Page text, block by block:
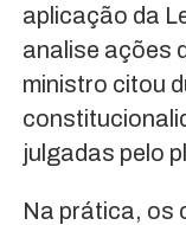
aplicação da
analise ações
ministro citou
julgadas pelo
Na prática, os